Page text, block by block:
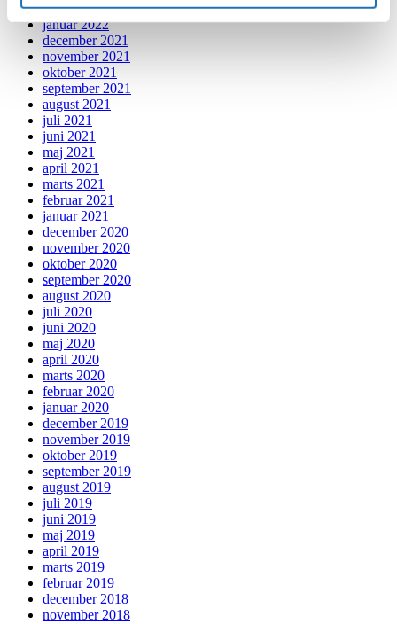
februar 2022
januar 2022
december 2021
november 2021
oktober 2021
september 2021
august 2021
juli 2021
juni 2021
maj 2021
april 2021
marts 2021
februar 2021
januar 2021
december 2020
november 2020
oktober 2020
september 2020
august 2020
juli 2020
juni 2020
maj 2020
april 2020
marts 2020
februar 2020
januar 2020
december 2019
november 2019
oktober 2019
september 2019
august 2019
juli 2019
juni 2019
maj 2019
april 2019
marts 2019
februar 2019
december 2018
november 2018